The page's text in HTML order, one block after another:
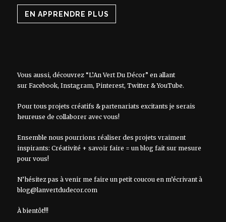
EN APPRENDRE PLUS
Vous aussi, découvrez “L’An Vert Du Décor” en allant
sur Facebook, Instagram, Pinterest, Twitter&YouTube.
Pour tous projets créatifs & partenariats excitants je serais
heureuse de collaborer avec vous!
Ensemble nous pourrions réaliser des projets vraiment
inspirants: Créativité + savoir faire = un blog fait sur mesure
pour vous!
N’hésitez pas à venir me faire un petit coucou en m’écrivant à
blog@lanvertdudecor.com
À bientôt!!!